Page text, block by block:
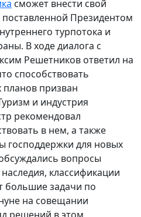
сможет внести свой
Президентом
турпотока и
В ходе диалога с
Решетников ответил на
способствовать
призван
и индустрия
рекомендовал
в нем, а также
господдержки для новых
вопросы
классификации
большие задачи по
на совещании